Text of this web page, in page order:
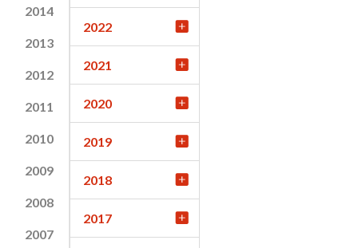
2014
2013
2012
2011
2010
2009
2008
2007
2022
2021
2020
2019
2018
2017